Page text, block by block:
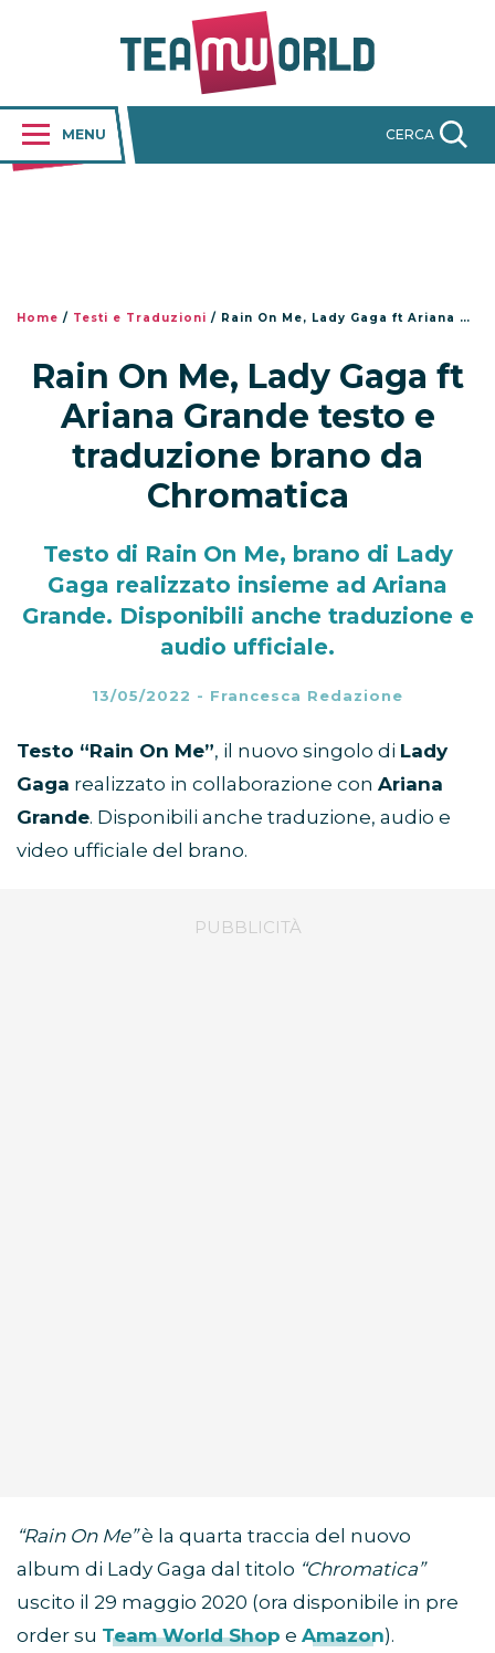
MENU CERCA
Home / Testi e Traduzioni / Rain On Me, Lady Gaga ft Ariana Grande testo e traduzione brano da Chromatica
Rain On Me, Lady Gaga ft
Ariana Grande testo e
traduzione brano da
Chromatica
Testo di Rain On Me, brano di Lady
Gaga realizzato insieme ad Ariana
Grande. Disponibili anche traduzione e
audio ufficiale.
13/05/2022 - Francesca Redazione
Testo “Rain On Me”, il nuovo singolo di Lady
Gaga realizzato in collaborazione con Ariana
Grande. Disponibili anche traduzione, audio e
video ufficiale del brano.
“Rain On Me”è la quarta traccia del nuovo
album di Lady Gaga dal titolo “Chromatica”
uscito il 29 maggio 2020 (ora disponibile in pre
order su Team World Shop e Amazon).